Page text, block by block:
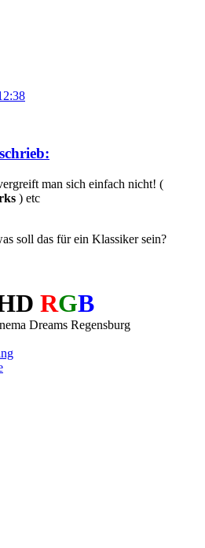
man sich einfach nicht! (
) etc
soll das für ein Klassiker sein?
RGB
Dreams Regensburg